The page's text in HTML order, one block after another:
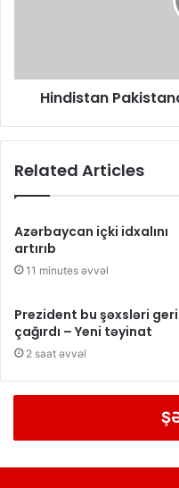
​​Hindistan Pakistana
Related Articles
Azərbaycan içki idxalını
artırıb
11 minutes əvvəl
Prezident bu şəxsləri geri
çağırdı – Yeni təyinat
2 saat əvvəl